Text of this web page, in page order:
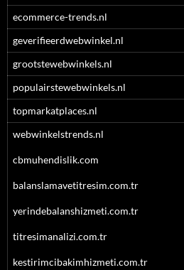
ecommerce-trends.nl
geverifieerdwebwinkel.nl
grootstewebwinkels.nl
populairstewebwinkels.nl
topmarkatplaces.nl
webwinkelstrends.nl
cbmuhendislik.com
balanslamavetitresim.com.tr
yerindebalanshizmeti.com.tr
titresimanalizi.com.tr
kestirimcibakimhizmeti.com.tr